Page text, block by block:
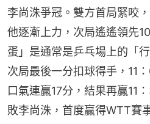
李尚洙爭冠。雙方首局緊咬
他逐漸上力，次局遙遙領先
蛋」是通常是乒乓場上的「
次局最後一分扣球得手，11
口氣連贏17分，結果再贏11
敗李尚洙，首度贏得WTT賽